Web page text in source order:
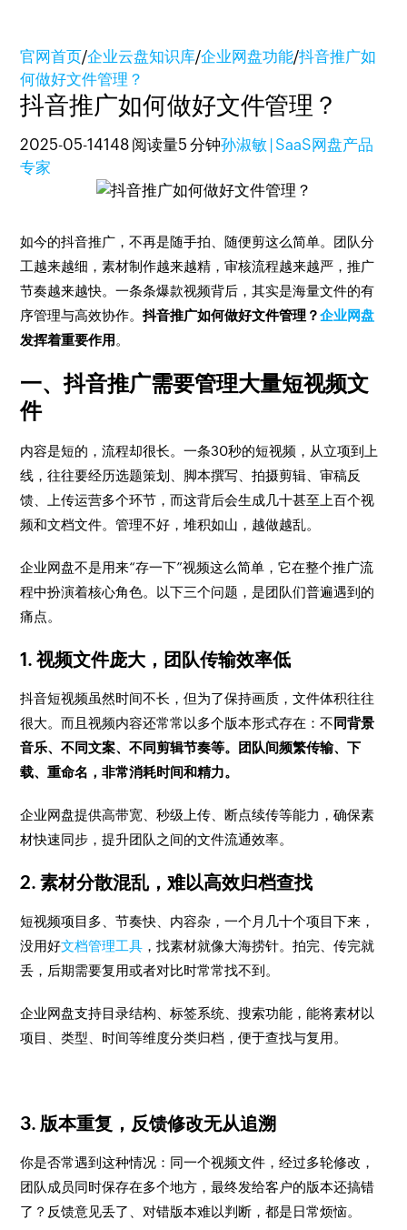
官网首页/企业云盘知识库/企业网盘功能/抖音推广如
何做好文件管理？
抖音推广如何做好文件管理？
2025-05-14148 阅读量5 分钟孙淑敏 | SaaS网盘产品
专家
如今的抖音推广，不再是随手拍、随便剪这么简单。团队分
工越来越细，素材制作越来越精，审核流程越来越严，推广
节奏越来越快。一条条爆款视频背后，其实是海量文件的有
序管理与高效协作。抖音推广如何做好文件管理？企业网盘
发挥着重要作用 。
一、抖音推广需要管理大量短视频文
件
内容是短的，流程却很长。一条30秒的短视频，从立项到上
线，往往要经历选题策划、脚本撰写、拍摄剪辑、审稿反
馈、上传运营多个环节，而这背后会生成几十甚至上百个视
频和文档文件。管理不好，堆积如山，越做越乱。
企业网盘不是用来“存一下”视频这么简单，它在整个推广流
程中扮演着核心角色。以下三个问题，是团队们普遍遇到的
痛点。
1. 视频文件庞大，团队传输效率低
抖音短视频虽然时间不长，但为了保持画质，文件体积往往
很大。而且视频内容还常常以多个版本形式存在：不 同背景
音乐、不同文案、不同剪辑节奏等。团队间频繁传输、下
载、重命名，非常消耗时间和精力。
企业网盘提供高带宽、秒级上传、断点续传等能力，确保素
材快速同步，提升团队之间的文件流通效率。
2. 素材分散混乱，难以高效归档查找
短视频项目多、节奏快、内容杂，一个月几十个项目下来，
没用好文档管理工具 ，找素材就像大海捞针。拍完、传完就
丢，后期需要复用或者对比时常常找不到。
企业网盘支持目录结构、标签系统、搜索功能，能将素材以
项目、类型、时间等维度分类归档，便于查找与复用。
3. 版本重复，反馈修改无从追溯
你是否常遇到这种情况：同一个视频文件，经过多轮修改，
团队成员同时保存在多个地方，最终发给客户的版本还搞错
了？反馈意见丢了、对错版本难以判断，都是日常烦恼。